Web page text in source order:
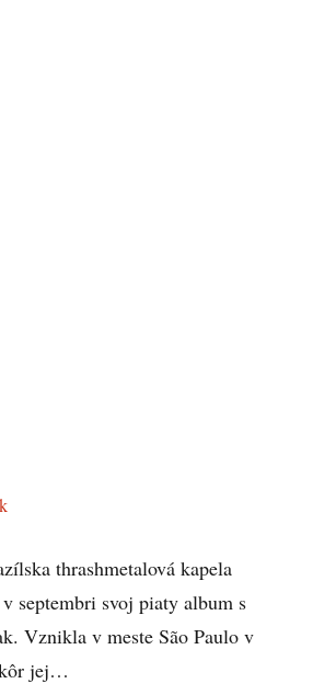
thrashmetalová kapela
septembri svoj piaty album s
Vznikla v meste São Paulo v
jej…